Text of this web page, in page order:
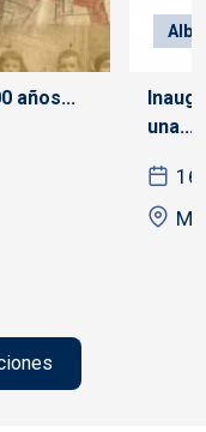
años...
una...